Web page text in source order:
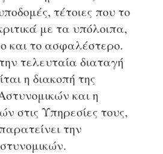
τέτοιες που το
με τα υπόλοιπα,
και το ασφαλέστερο.
τελευταία διαταγή
η διακοπή της
και η
στις Υπηρεσίες τους,
την